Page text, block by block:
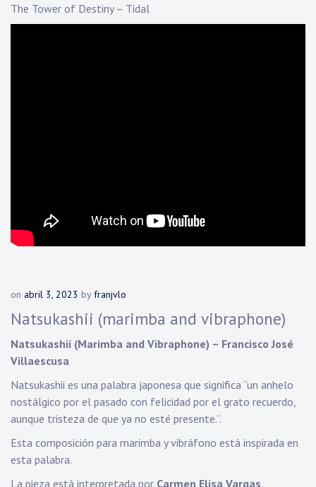
The Tower of Destiny – Tidal
on abril 3, 2023 byfranjvlo
Natsukashii (marimba and vibraphone)
Natsukashii (Marimba and Vibraphone) – Francisco José
Villaescusa
Natsukashii es una palabra japonesa que significa “un anhelo
nostálgico por el pasado con felicidad por el grato recuerdo,
aunque tristeza de que ya no esté presente.”.
Esta composición para marimba y vibráfono está inspirada en
esta palabra.
La pieza está interpretada por Carmen Elisa Vargas.